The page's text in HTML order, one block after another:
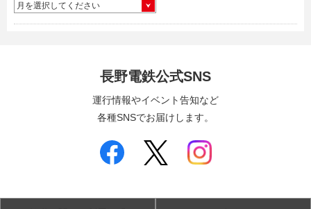
月を選択してください
長野電鉄公式SNS
運行情報やイベント告知など
各種SNSでお届けします。